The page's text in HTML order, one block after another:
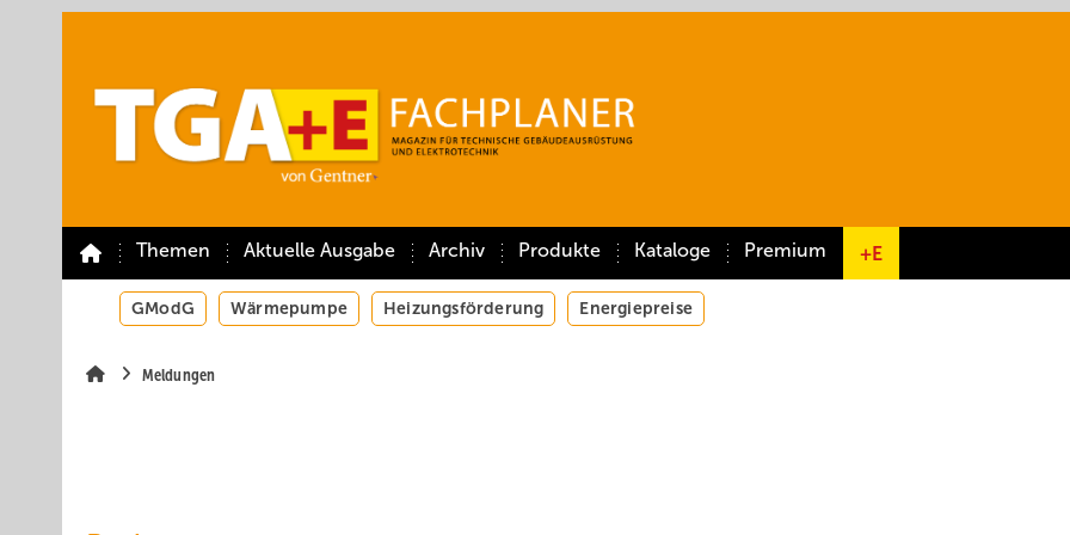
Themen Aktuelle Ausgabe Archiv Produkte Kataloge Premium +E
GModG Wärmepumpe Heizungsförderung Energiepreise
Meldungen